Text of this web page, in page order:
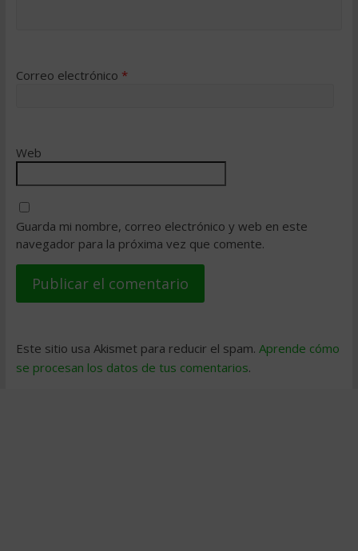
Correo electrónico *
Web
Guarda mi nombre, correo electrónico y web en este
navegador para la próxima vez que comente.
Este sitio usa Akismet para reducir el spam. Aprende cómo
se procesan los datos de tus comentarios.